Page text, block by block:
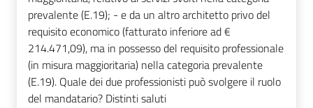
prevalente (E.19); - e da un altro architetto privo del
requisito economico (fatturato inferiore ad €
214.471,09), ma in possesso del requisito professionale
(in misura maggioritaria) nella categoria prevalente
(E.19). Quale dei due professionisti può svolgere il ruolo
del mandatario? Distinti saluti